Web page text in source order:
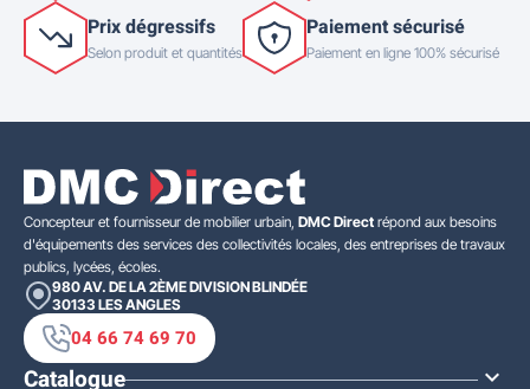
Prix dégressifs
Selon produit et quantités
Paiement sécurisé
Paiement en ligne 100% sécurisé
Concepteur et fournisseur de mobilier urbain, DMC Direct répond aux besoins
d'équipements des services des collectivités locales, des entreprises de travaux
publics, lycées, écoles.
980 AV. DE LA 2ÈME DIVISION BLINDÉE
30133 LES ANGLES
04 66 74 69 70
Catalogue 